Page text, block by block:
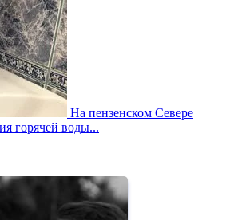
На пензенском Севере
горячей воды...